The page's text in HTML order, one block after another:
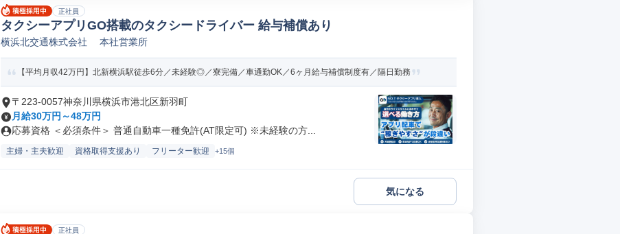
正社員
タクシーアプリGO搭載のタクシードライバー 給与補償あり
横浜北交通株式会社 本社営業所
【平均月収42万円】北新横浜駅徒歩6分／未経験◎／寮完備／車通勤OK／6ヶ月給与補償制度有／隔日勤務
〒223-0057神奈川県横浜市港北区新羽町
月給30万円～48万円
応募資格 ＜必須条件＞ 普通自動車一種免許(AT限定可) ※未経験の方...
主婦・主夫歓迎 資格取得支援あり フリーター歓迎 +15個
気になる
正社員